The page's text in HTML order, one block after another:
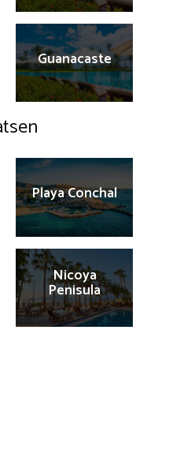
Guanacaste
Playa Conchal
Nicoya
Penisula